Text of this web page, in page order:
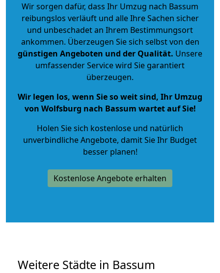
Wir sorgen dafür, dass Ihr Umzug nach Bassum
reibungslos verläuft und alle Ihre Sachen sicher
und unbeschadet an Ihrem Bestimmungsort
ankommen. Überzeugen Sie sich selbst von den
günstigen Angeboten und der Qualität. Unsere
umfassender Service wird Sie garantiert
überzeugen.
Wir legen los, wenn Sie so weit sind, Ihr Umzug
von Wolfsburg nach Bassum wartet auf Sie!
Holen Sie sich kostenlose und natürlich
unverbindliche Angebote, damit Sie Ihr Budget
besser planen!
Kostenlose Angebote erhalten
Weitere Städte in Bassum